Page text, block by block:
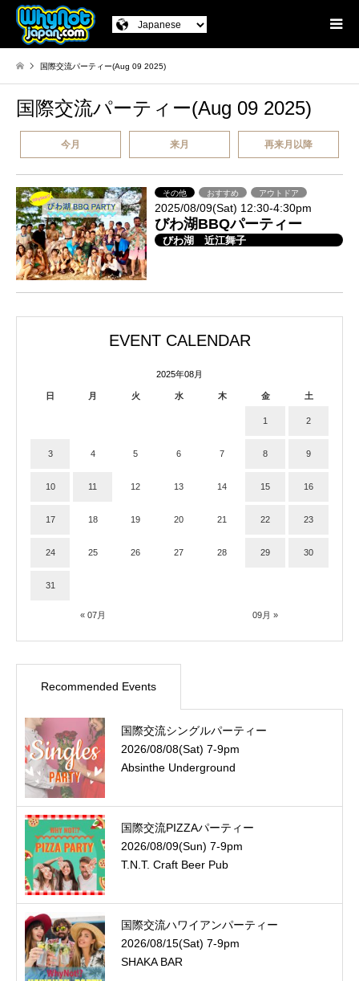
国際交流パーティー(Aug 09 2025)
国際交流パーティー(Aug 09 2025)
今月 来月 再来月以降
その他 おすすめ アウトドア
2025/08/09(Sat) 12:30-4:30pm
びわ湖BBQパーティー
びわ湖 近江舞子
EVENT CALENDAR
2025年08月
日 月 火 水 木 金 土
« 07月 09月 »
1 2
3 4 5 6 7 8 9
10 11 12 13 14 15 16
17 18 19 20 21 22 23
24 25 26 27 28 29 30
31
Recommended Events
国際交流シングルパーティー
2026/08/08(Sat) 7-9pm
Absinthe Underground
国際交流PIZZAパーティー
2026/08/09(Sun) 7-9pm
T.N.T. Craft Beer Pub
国際交流ハワイアンパーティー
2026/08/15(Sat) 7-9pm
SHAKA BAR